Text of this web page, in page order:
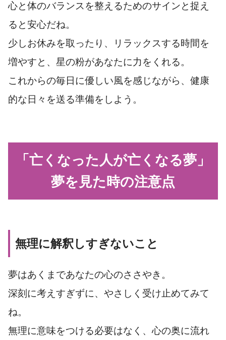
心と体のバランスを整えるためのサインと捉え
ると安心だね。
少しお休みを取ったり、リラックスする時間を
増やすと、星の粉があなたに力をくれる。
これからの毎日に優しい風を感じながら、健康
的な日々を送る準備をしよう。
「亡くなった人が亡くなる夢」
夢を見た時の注意点
無理に解釈しすぎないこと
夢はあくまであなたの心のささやき。
深刻に考えすぎずに、やさしく受け止めてみて
ね。
無理に意味をつける必要はなく、心の奥に流れ